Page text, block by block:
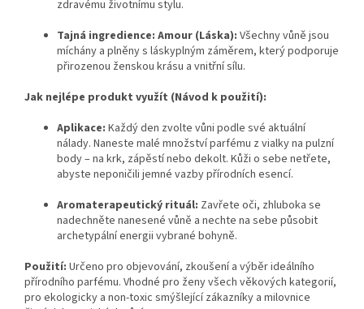
zdravému životnímu stylu.
Tajná ingredience: Amour (Láska): Všechny vůně jsou
míchány a plněny s láskyplným záměrem, který podporuje
přirozenou ženskou krásu a vnitřní sílu.
Jak nejlépe produkt využít (Návod k použití):
Aplikace: Každý den zvolte vůni podle své aktuální
nálady. Naneste malé množství parfému z vialky na pulzní
body – na krk, zápěstí nebo dekolt. Kůži o sebe netřete,
abyste neponičili jemné vazby přírodních esencí.
Aromaterapeutický rituál: Zavřete oči, zhluboka se
nadechněte nanesené vůně a nechte na sebe působit
archetypální energii vybrané bohyně.
Použití: Určeno pro objevování, zkoušení a výběr ideálního
přírodního parfému. Vhodné pro ženy všech věkových kategorií,
pro ekologicky a non-toxic smýšlející zákazníky a milovnice